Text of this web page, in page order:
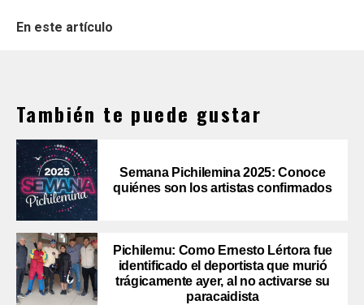
En este artículo
También te puede gustar
Semana Pichilemina 2025: Conoce
quiénes son los artistas confirmados
Pichilemu: Como Ernesto Lértora fue
identificado el deportista que murió
trágicamente ayer, al no activarse su
paracaidista